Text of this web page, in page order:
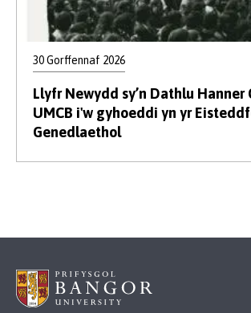
30 Gorffennaf 2026
Llyfr Newydd sy’n Dathlu Hanner
UMCB i'w gyhoeddi yn yr
Genedlaethol